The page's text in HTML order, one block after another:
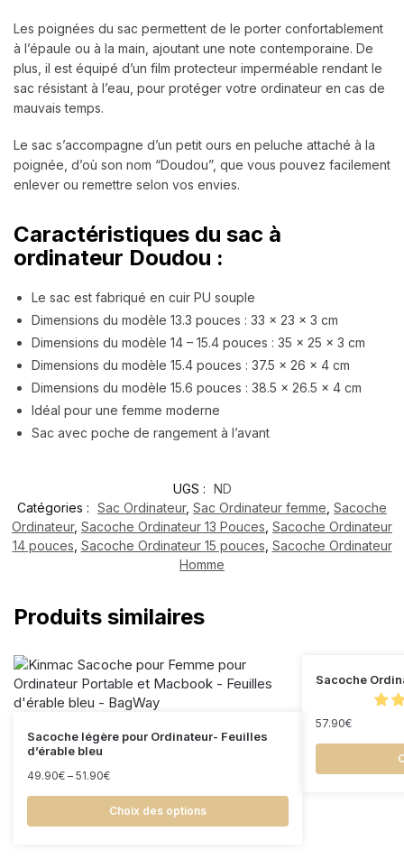
Les poignées du sac permettent de le porter confortablement
à l’épaule ou à la main, ajoutant une note contemporaine. De
plus, il est équipé d’un film protecteur imperméable rendant le
sac résistant à l’eau, pour protéger votre ordinateur en cas de
mauvais temps.
Le sac s’accompagne d’un petit ours en peluche attaché à la
poignée, d’où son nom “Doudou”, que vous pouvez facilement
enlever ou remettre selon vos envies.
Caractéristiques du sac à
ordinateur Doudou :
Le sac est fabriqué en cuir PU souple
Dimensions du modèle 13.3 pouces : 33 x 23 x 3 cm
Dimensions du modèle 14 – 15.4 pouces : 35 x 25 x 3 cm
Dimensions du modèle 15.4 pouces : 37.5 x 26 x 4 cm
Dimensions du modèle 15.6 pouces : 38.5 x 26.5 x 4 cm
Idéal pour une femme moderne
Sac avec poche de rangement à l’avant
UGS : ND
Catégories : Sac Ordinateur, Sac Ordinateur femme Sacoche
Ordinateur, Sacoche Ordinateur 13 Pouces Sacoche Ordinateur
14 pouces Sacoche Ordinateur 15 pouces Sacoche Ordinateur
Homme
Produits similaires
Sacoche légère pour Ordinateur- Feuilles
d’érable bleu
49.90€ – 51.90€
Choix des options
Sacoche
57.90€